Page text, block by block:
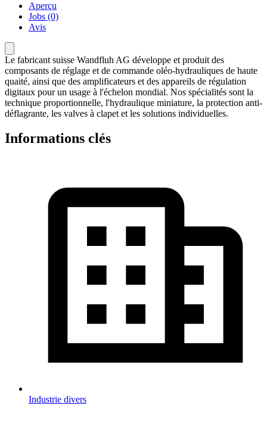
Aperçu
Jobs (0)
Avis
Le fabricant suisse Wandfluh AG développe et produit des
composants de réglage et de commande oléo-hydrauliques de haute
quaité, ainsi que des amplificateurs et des appareils de régulation
digitaux pour un usage à l'échelon mondial. Nos spécialités sont la
technique proportionnelle, l'hydraulique miniature, la protection anti-
déflagrante, les valves à clapet et les solutions individuelles.
Informations clés
Industrie divers